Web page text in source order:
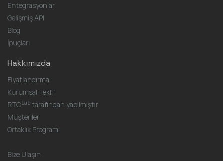
Entegrasyonlar
Gelişmiş API
Blog
İpuçları
Hakkımızda
Fiyatlandırma
Kurumsal Teklif
RTCLab tarafından yapılmıştır
Müşteriler
Ortaklık Programı
Bize Ulaşın